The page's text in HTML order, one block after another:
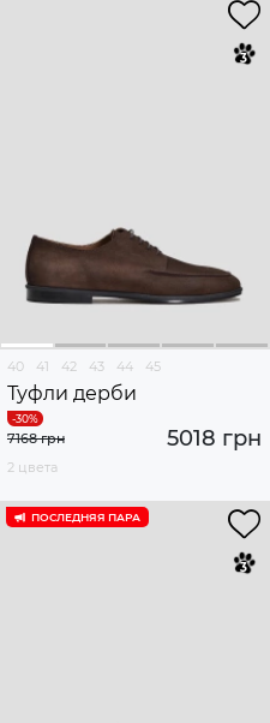
40 41 42 43 44 45
Туфли дерби
5018 грн
7168 грн
2 цвета
ПОСЛЕДНЯЯ ПАРА